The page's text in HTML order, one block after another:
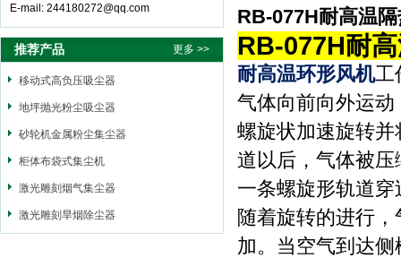
E-mail: 244180272@qq.com
推荐产品 更多 >>
移动式高负压吸尘器
地坪抛光粉尘吸尘器
砂轮机金属粉尘集尘器
柜体布袋式集尘机
激光雕刻烟气集尘器
激光雕刻旱烟除尘器
RB-077H耐高温
RB-077H耐
耐高温环形风机工
气体向前向外运
螺旋状加速旋转
道以后，气体被
一条螺旋形轨道
随着旋转的进行
加。当空气到达